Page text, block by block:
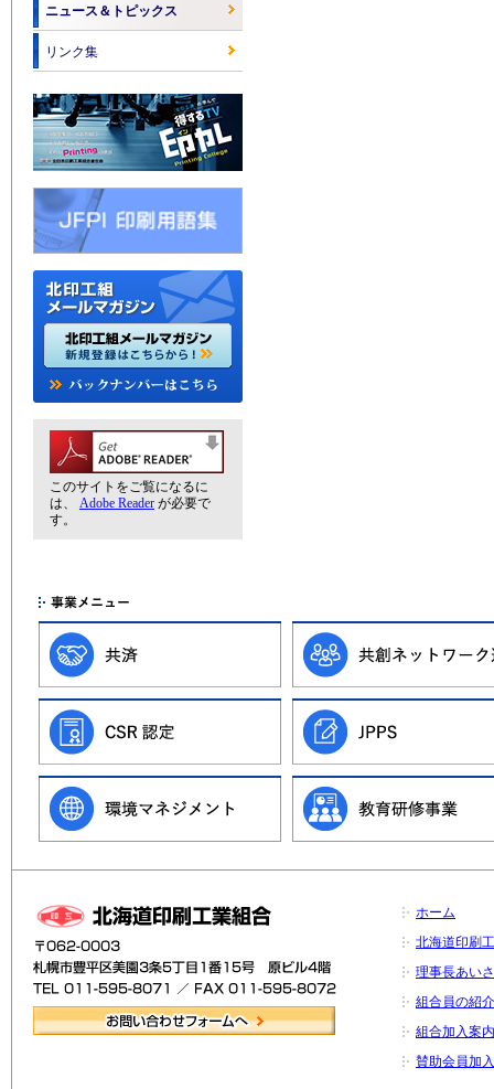
ニュース＆トピックス
リンク集
このサイトをご覧になるに
は、 Adobe Reader が必要で
す。
ホーム
北海道印刷
理事長あい
組合員の紹介
組合加入案内
賛助会員加